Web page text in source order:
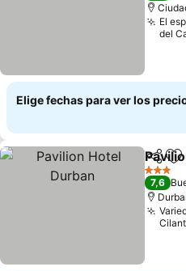
El
del
Elige fechas para ver los
3 Estrellas
7,6